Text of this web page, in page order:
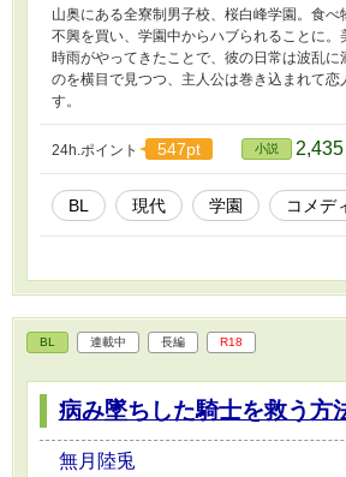
山奥にある全寮制男子校、桜白峰学園。食
不興を買い、学園中からハブられることに
時雨がやってきたことで、彼の日常は波乱
のを横目で見つつ、主人公は巻き込まれて
す。
24h.ポイント 547pt 小説 2,435
BL 現代 学園 コメデ
BL 連載中 長編 R18
病み墜ちした騎士を救う方
無月陸兎